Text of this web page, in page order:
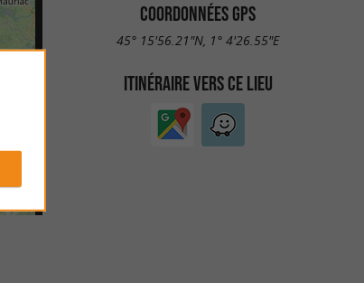
COORDONNÉES GPS
45° 15'56.21"N, 1° 4'26.55"E
ITINÉRAIRE VERS CE LIEU